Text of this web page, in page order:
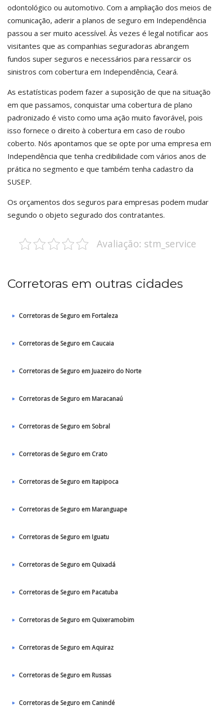
odontológico ou automotivo. Com a ampliação dos meios de
comunicação, aderir a planos de seguro em Independência
passou a ser muito acessível. Às vezes é legal notificar aos
visitantes que as companhias seguradoras abrangem
fundos super seguros e necessários para ressarcir os
sinistros com cobertura em Independência, Ceará.
As estatísticas podem fazer a suposição de que na situação
em que passamos, conquistar uma cobertura de plano
padronizado é visto como uma ação muito favorável, pois
isso fornece o direito à cobertura em caso de roubo
coberto. Nós apontamos que se opte por uma empresa em
Independência que tenha credibilidade com vários anos de
prática no segmento e que também tenha cadastro da
SUSEP.
Os orçamentos dos seguros para empresas podem mudar
segundo o objeto segurado dos contratantes.
Avaliação: stm_service
Corretoras em outras cidades
Corretoras de Seguro em Fortaleza
Corretoras de Seguro em Caucaia
Corretoras de Seguro em Juazeiro do Norte
Corretoras de Seguro em Maracanaú
Corretoras de Seguro em Sobral
Corretoras de Seguro em Crato
Corretoras de Seguro em Itapipoca
Corretoras de Seguro em Maranguape
Corretoras de Seguro em Iguatu
Corretoras de Seguro em Quixadá
Corretoras de Seguro em Pacatuba
Corretoras de Seguro em Quixeramobim
Corretoras de Seguro em Aquiraz
Corretoras de Seguro em Russas
Corretoras de Seguro em Canindé